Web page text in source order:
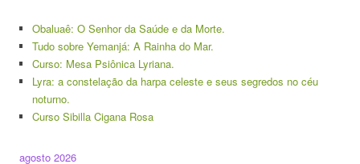
Obaluaê: O Senhor da Saúde e da Morte.
Tudo sobre Yemanjá: A Rainha do Mar.
Curso: Mesa Psiônica Lyriana.
Lyra: a constelação da harpa celeste e seus segredos no céu
noturno.
Curso Sibilla Cigana Rosa
agosto 2026